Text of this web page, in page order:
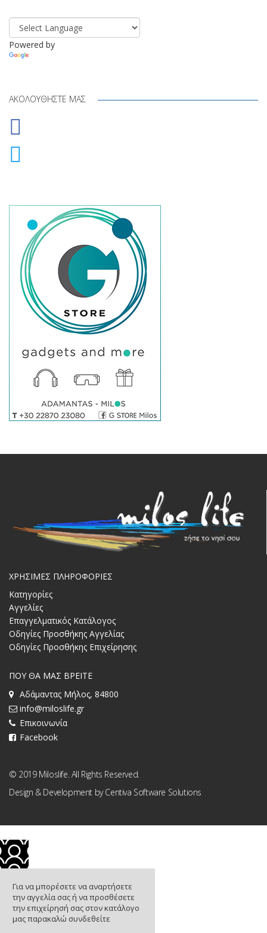
Powered by
ΑΚΟΛΟΥΘΉΣΤΕ ΜΑΣ
ΧΡΗΣΙΜΕΣ ΠΛΗΡΟΦΟΡΙΕΣ
Κατηγορίες
Αγγελίες
Επαγγελματικός Κατάλογος
Οδηγίες Προσθήκης Αγγελίας
Οδηγίες Προσθήκης Επιχείρησης
ΠΟΥ ΘΑ ΜΑΣ ΒΡΕΙΤΕ
Αδάμαντας Μήλος, 84800
info@miloslife.gr
Επικοινωνία
Facebook
© 2019 Miloslife. All Rights Reserved.
Design & Development byCentiva Software Solutions
Για να μπορέσετε να αναρτήσετε
την αγγελία σας ή να προσθέσετε
την επιχείρησή σας στον κατάλογο
μας παρακαλώ συνδεθείτε